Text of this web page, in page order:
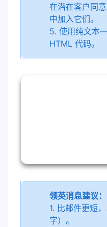
在潜在客户同
中加入它们。
5. 使用纯文本
HTML 代码。
领英消息建议：
1. 比邮件更短
字）。